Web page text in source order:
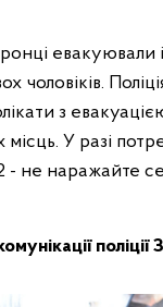
евакуювали
чоловіків.
з
У разі
- не наражайте
поліції